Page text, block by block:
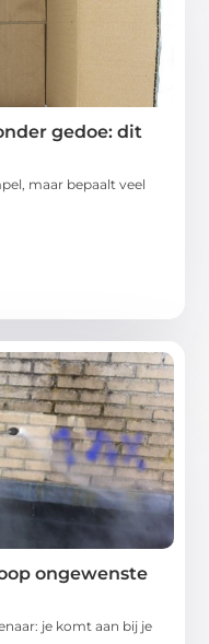
gedoe: dit
maar bepaalt veel
ongewenste
je komt aan bij je